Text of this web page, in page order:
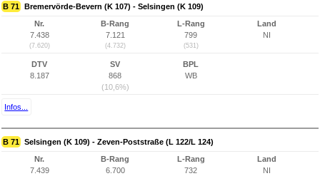
B 71 Bremervörde-Bevern (K 107) - Selsingen (K 109)
Nr.
7.438
(7.620)
B-Rang
7.121
(4.732)
L-Rang
799
(531)
Land
NI
DTV
8.187
SV
868
(10,6%)
BPL
WB
Infos...
B 71 Selsingen (K 109) - Zeven-Poststraße (L 122/L 124)
Nr.
7.439
B-Rang
6.700
L-Rang
732
Land
NI